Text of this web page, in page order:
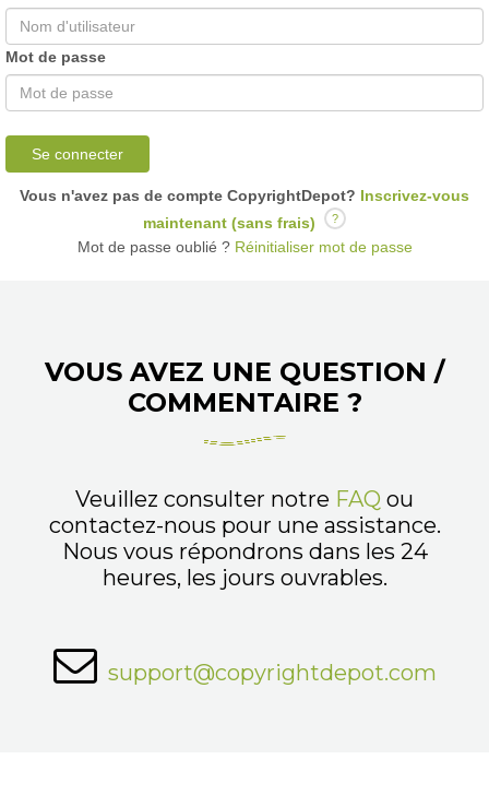
Mot de passe
Se connecter
Vous n'avez pas de compte CopyrightDepot? Inscrivez-vous
maintenant (sans frais)
?
Mot de passe oublié ?Réinitialiser mot de passe
VOUS AVEZ UNE QUESTION /
COMMENTAIRE ?
Veuillez consulter notre FAQ ou
contactez-nous pour une assistance.
Nous vous répondrons dans les 24
heures, les jours ouvrables.
support@copyrightdepot.com